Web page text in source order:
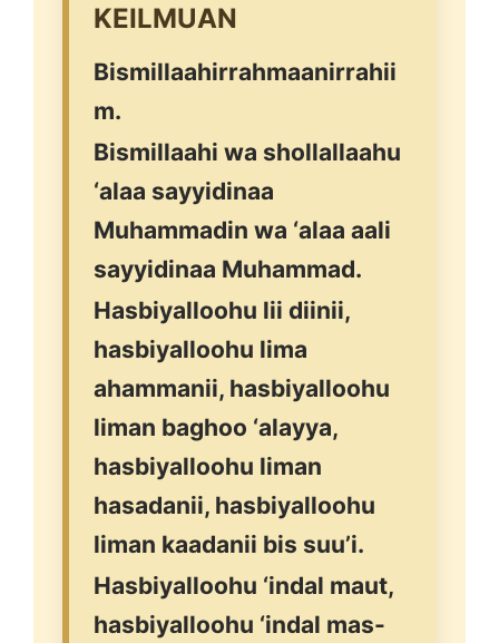
KEILMUAN
Bismillaahirrahmaanirrahii
m.
Bismillaahi wa shollallaahu
‘alaa sayyidinaa
Muhammadin wa ‘alaa aali
sayyidinaa Muhammad.
Hasbiyalloohu lii diinii,
hasbiyalloohu lima
ahammanii, hasbiyalloohu
liman baghoo ‘alayya,
hasbiyalloohu liman
hasadanii, hasbiyalloohu
liman kaadanii bis suu’i.
Hasbiyalloohu ‘indal maut,
hasbiyalloohu ‘indal mas-